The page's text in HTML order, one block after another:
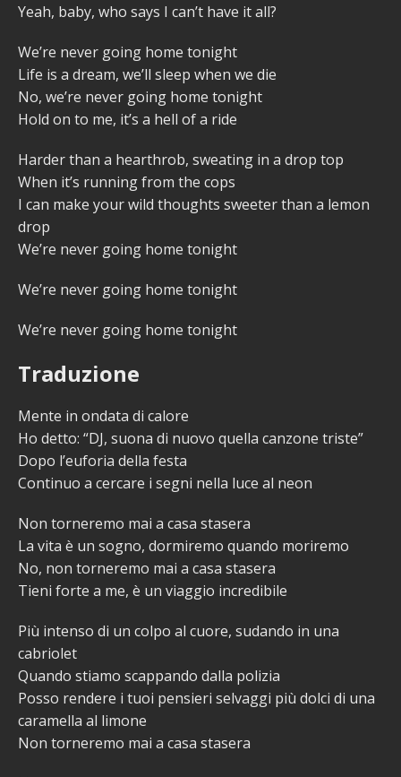
Yeah, baby, who says I can’t have it all?
We’re never going home tonight
Life is a dream, we’ll sleep when we die
No, we’re never going home tonight
Hold on to me, it’s a hell of a ride
Harder than a hearthrob, sweating in a drop top
When it’s running from the cops
I can make your wild thoughts sweeter than a lemon
drop
We’re never going home tonight
We’re never going home tonight
We’re never going home tonight
Traduzione
Mente in ondata di calore
Ho detto: “DJ, suona di nuovo quella canzone triste”
Dopo l’euforia della festa
Continuo a cercare i segni nella luce al neon
Non torneremo mai a casa stasera
La vita è un sogno, dormiremo quando moriremo
No, non torneremo mai a casa stasera
Tieni forte a me, è un viaggio incredibile
Più intenso di un colpo al cuore, sudando in una
cabriolet
Quando stiamo scappando dalla polizia
Posso rendere i tuoi pensieri selvaggi più dolci di una
caramella al limone
Non torneremo mai a casa stasera